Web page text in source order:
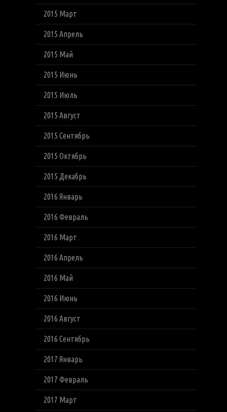
2015 Март
2015 Апрель
2015 Май
2015 Июнь
2015 Июль
2015 Август
2015 Сентябрь
2015 Октябрь
2015 Декабрь
2016 Январь
2016 Февраль
2016 Март
2016 Апрель
2016 Май
2016 Июнь
2016 Август
2016 Сентябрь
2017 Январь
2017 Февраль
2017 Март